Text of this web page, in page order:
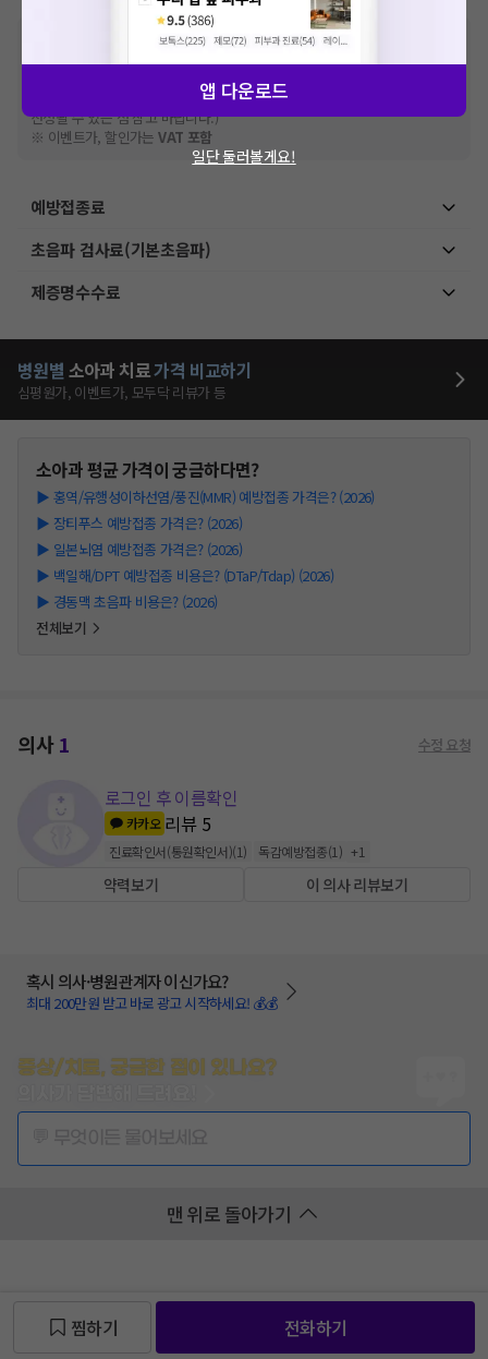
추가비용 등으로 실제 가격과 상이할 수 있으니, 정확
건강보험심사평가원
격입니다. (진료와 연관된 복합적인 비용이 추가되어, 병원마다 금액이 다르게
산정될 수 있는 점 참고 바랍니다.)
※ 이벤트가, 할인가는VAT 포함
예방접종료
초음파 검사료(기본초음파)
제증명수수료
병원별 소아과 치료가격 비교하기
심평원가, 이벤트가, 모두닥 리뷰가 등
소아과평균 가격이 궁금하다면?
▶ 홍역/유행성이하선염/풍진(MMR) 예방접종 가격은? (2026)
▶ 장티푸스 예방접종 가격은? (2026)
▶ 일본뇌염 예방접종 가격은? (2026)
▶ 백일해/DPT 예방접종 비용은? (DTaP/Tdap) (2026)
▶ 경동맥 초음파 비용은? (2026)
전체보기
의사1 수정 요청
로그인 후 이름확인
카카오 리뷰 5
진료확인서(통원확인서)(1) 독감예방접종(1 ) +1
약력보기 이 의사 리뷰보기
혹시 의사·병원관계자 이신가요?
최대 200만원 받고 바로 광고 시작하세요! 💰💰
증상/치료, 궁금한 점이 있나요?
맨 위로 돌아가기
찜하기 전화하기
앱 다운로드
일단 둘러볼게요!